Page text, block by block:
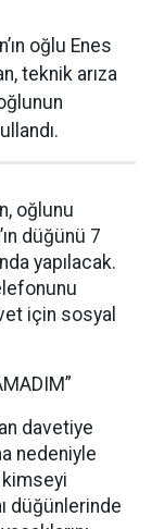
oğlu Enes
teknik arıza
oğlunu
düğünü 7
yapılacak.
için sosyal
davetiye
nedeniyle
kimseyi
düğünlerinde